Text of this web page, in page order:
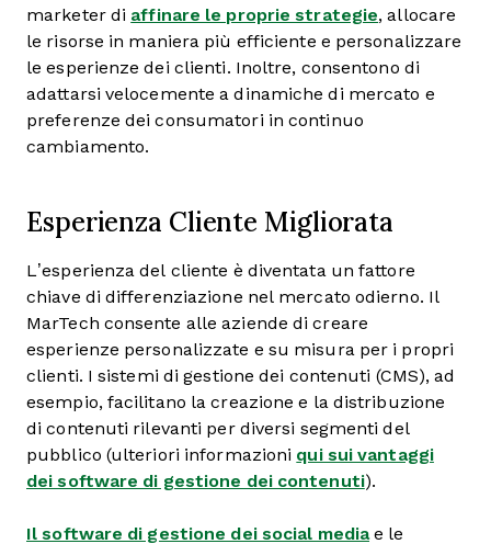
marketer di affinare le proprie strategie, allocare
le risorse in maniera più efficiente e personalizzare
le esperienze dei clienti. Inoltre, consentono di
adattarsi velocemente a dinamiche di mercato e
preferenze dei consumatori in continuo
cambiamento.
Esperienza Cliente Migliorata
L’esperienza del cliente è diventata un fattore
chiave di differenziazione nel mercato odierno. Il
MarTech consente alle aziende di creare
esperienze personalizzate e su misura per i propri
clienti. I sistemi di gestione dei contenuti (CMS), ad
esempio, facilitano la creazione e la distribuzione
di contenuti rilevanti per diversi segmenti del
pubblico (ulteriori informazioni qui sui vantaggi
dei software di gestione dei contenuti).
Il software di gestione dei social mediae le